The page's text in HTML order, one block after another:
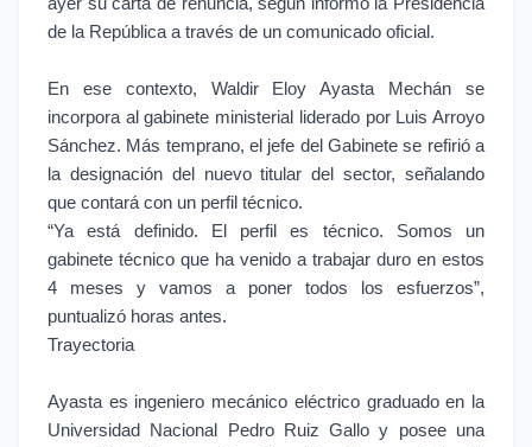
de la República a través de un comunicado oficial.
En ese contexto, Waldir Eloy Ayasta Mechán se
incorpora al gabinete ministerial liderado por Luis Arroyo
Sánchez. Más temprano, el jefe del Gabinete se refirió a
la designación del nuevo titular del sector, señalando
que contará con un perfil técnico.
“Ya está definido. El perfil es técnico. Somos un
gabinete técnico que ha venido a trabajar duro en estos
4 meses y vamos a poner todos los esfuerzos”,
puntualizó horas antes.
Trayectoria
Ayasta es ingeniero mecánico eléctrico graduado en la
Universidad Nacional Pedro Ruiz Gallo y posee una